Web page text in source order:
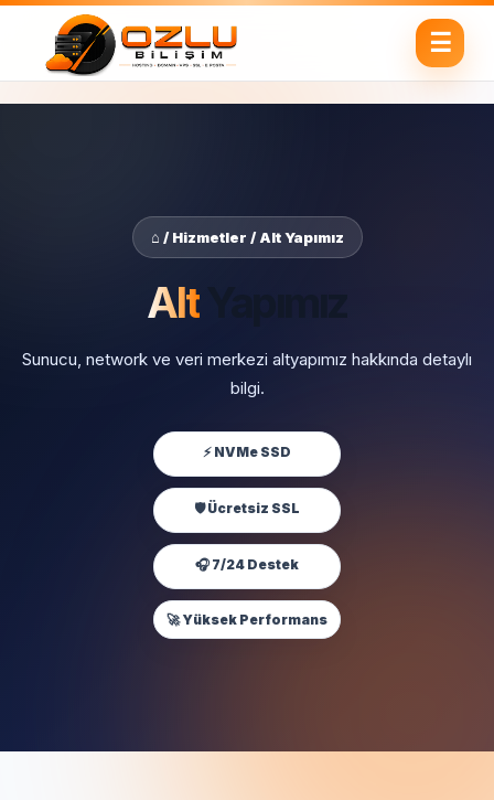
⌂ / Hizmetler / Alt Yapımız
AltYapımız
Sunucu, network ve veri merkezi altyapımız hakkında detaylı
bilgi.
⚡ NVMe SSD
🛡️ Ücretsiz SSL
🎧 7/24 Destek
🚀 Yüksek Performans